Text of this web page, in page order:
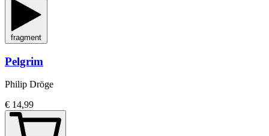
fragment
Pelgrim
Philip Dröge
€ 14,99